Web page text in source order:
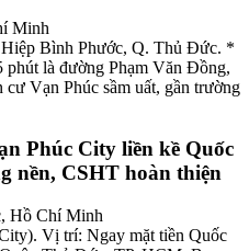
Minh
Bình Phước, Q. Thủ Đức. *
là đường Phạm Văn Đồng,
Vạn Phúc sầm uất, gần trường
Phúc City liền kề Quốc
nền, CSHT hoàn thiện
Hồ Chí Minh
Vị trí: Ngay mặt tiền Quốc